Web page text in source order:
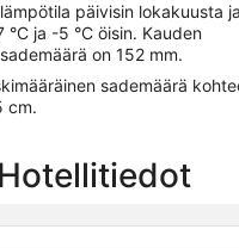
päivisin lokakuusta ja
°C ja -5 °C öisin. Kauden
on 152 mm.
sademäärä
cm.